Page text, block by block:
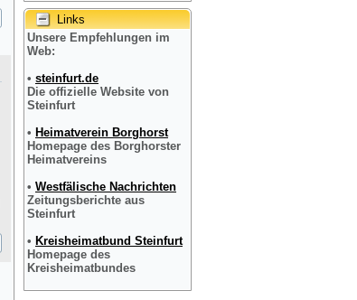
Links
Unsere Empfehlungen im
Web:
• steinfurt.de
Die offizielle Website von
Steinfurt
• Heimatverein Borghorst
Homepage des Borghorster
Heimatvereins
• Westfälische Nachrichten
Zeitungsberichte aus
Steinfurt
• Kreisheimatbund Steinfurt
Homepage des
Kreisheimatbundes